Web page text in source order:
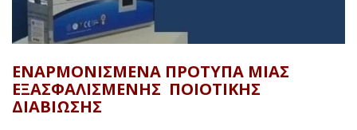
ΕΝΑΡΜΟΝΙΣΜΈΝΑ ΠΡΌΤΥΠΑ ΜΊΑΣ
ΕΞΑΣΦΑΛΙΣΜΈΝΗΣ ΠΟΙΟΤΙΚΉΣ
ΔΙΑΒΊΩΣΗΣ